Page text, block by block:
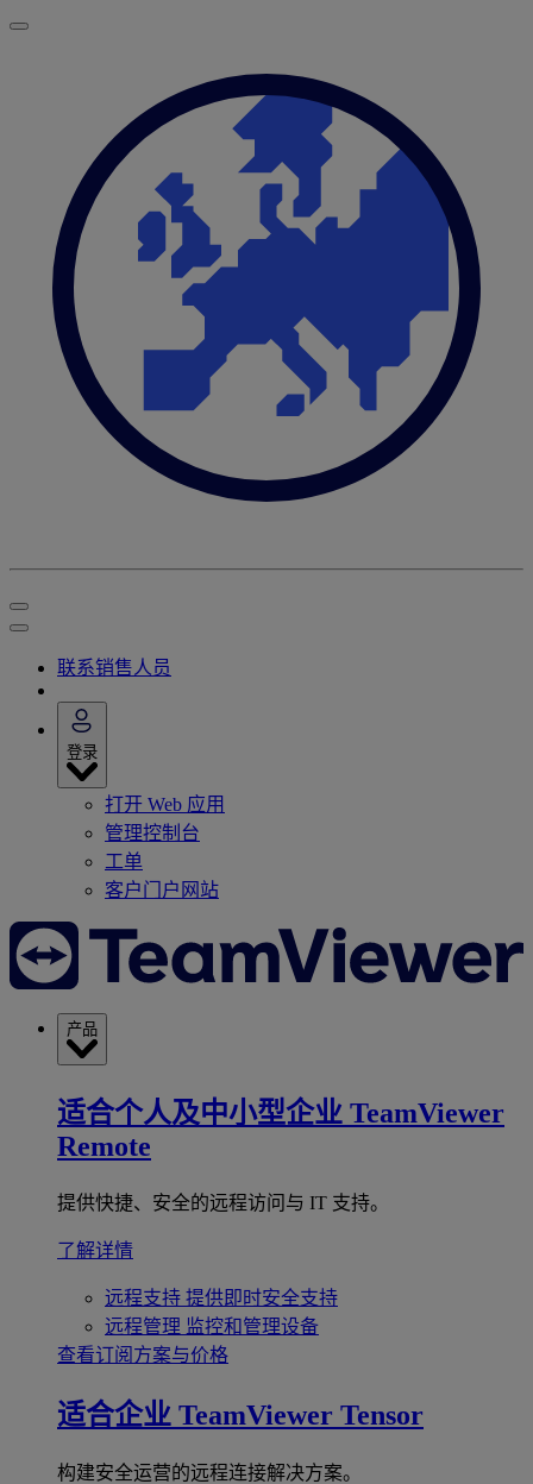
联系销售人员
登录
打开 Web 应用
管理控制台
工单
客户门户网站
产品
适合个人及中小型企业 TeamViewer
Remote
提供快捷、安全的远程访问与 IT 支持。
了解详情
远程支持 提供即时安全支持
远程管理 监控和管理设备
查看订阅方案与价格
适合企业 TeamViewer Tensor
构建安全运营的远程连接解决方案。